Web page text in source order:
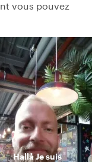
vous pouvez
HallåJe suis